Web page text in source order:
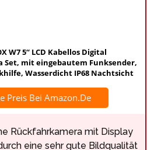
W7 5“ LCD Kabellos Digital
Set, mit eingebautem Funksender,
Wasserdicht IP68 Nachtsicht
Preis Bei Amazon.de
Rückfahrkamera mit Display
eine sehr gute Bildqualität